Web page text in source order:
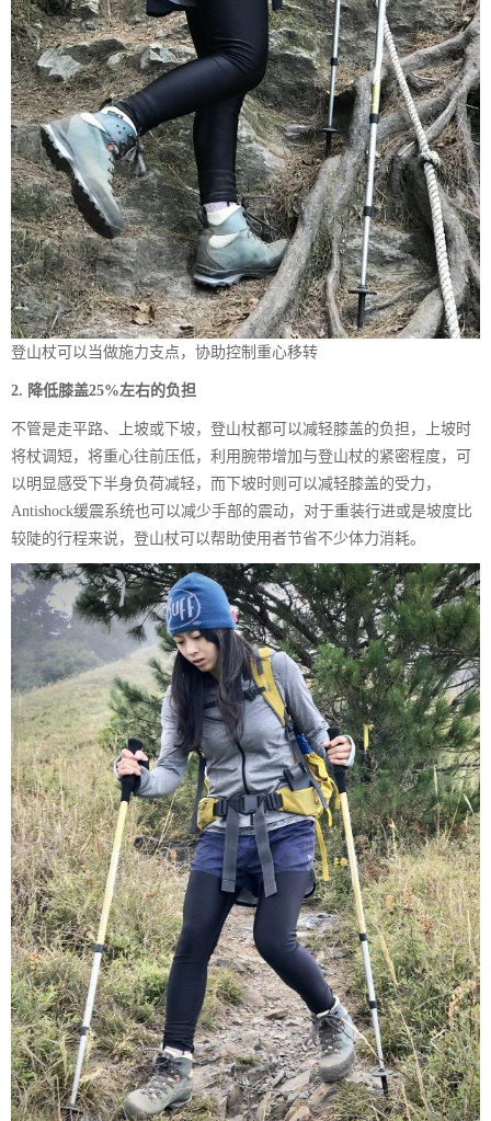
登山杖可以当做施力支点，协助控制重心移转
2. 降低膝盖25%左右的负担
不管是走平路、上坡或下坡，登山杖都可以减轻膝盖的负担，上坡时
将杖调短，将重心往前压低，利用腕带增加与登山杖的紧密程度，可
以明显感受下半身负荷减轻，而下坡时则可以减轻膝盖的受力，
Antishock缓震系统也可以减少手部的震动，对于重装行进或是坡度比
较陡的行程来说，登山杖可以帮助使用者节省不少体力消耗。